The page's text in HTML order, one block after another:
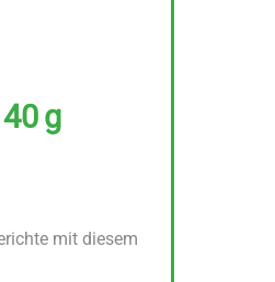
g
mit diesem